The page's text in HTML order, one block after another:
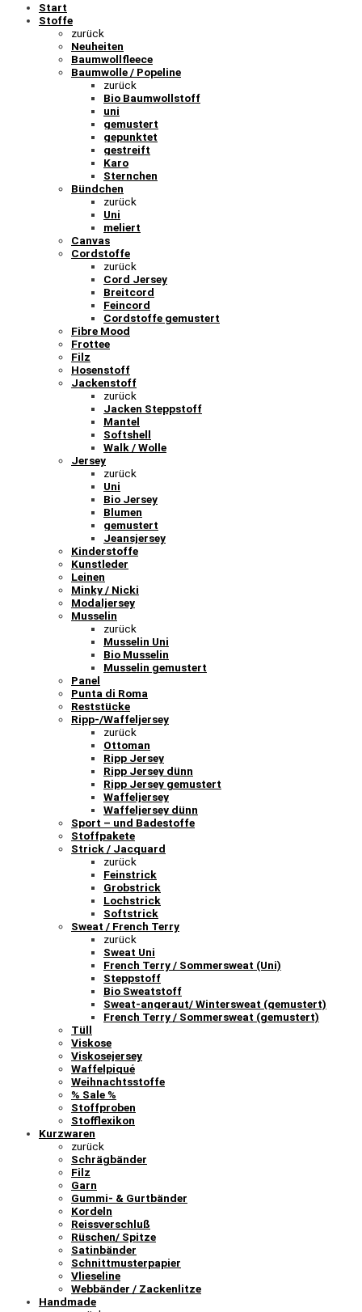
Start
Stoffe
zurück
Neuheiten
Baumwollfleece
Baumwolle / Popeline
zurück
Bio Baumwollstoff
uni
gemustert
gepunktet
gestreift
Karo
Sternchen
Bündchen
zurück
Uni
meliert
Canvas
Cordstoffe
zurück
Cord Jersey
Breitcord
Feincord
Cordstoffe gemustert
Fibre Mood
Frottee
Filz
Hosenstoff
Jackenstoff
zurück
Jacken Steppstoff
Mantel
Softshell
Walk / Wolle
Jersey
zurück
Uni
Bio Jersey
Blumen
gemustert
Jeansjersey
Kinderstoffe
Kunstleder
Leinen
Minky / Nicki
Modaljersey
Musselin
zurück
Musselin Uni
Bio Musselin
Musselin gemustert
Panel
Punta di Roma
Reststücke
Ripp-/Waffeljersey
zurück
Ottoman
Ripp Jersey
Ripp Jersey dünn
Ripp Jersey gemustert
Waffeljersey
Waffeljersey dünn
Sport – und Badestoffe
Stoffpakete
Strick / Jacquard
zurück
Feinstrick
Grobstrick
Lochstrick
Softstrick
Sweat / French Terry
zurück
Sweat Uni
French Terry / Sommersweat (Uni)
Steppstoff
Bio Sweatstoff
Sweat-angeraut/ Wintersweat (gemustert)
French Terry / Sommersweat (gemustert)
Tüll
Viskose
Viskosejersey
Waffelpiqué
Weihnachtsstoffe
% Sale %
Stoffproben
Stofflexikon
Kurzwaren
zurück
Schrägbänder
Filz
Garn
Gummi- & Gurtbänder
Kordeln
Reissverschluß
Rüschen/ Spitze
Satinbänder
Schnittmusterpapier
Vlieseline
Webbänder / Zackenlitze
Handmade